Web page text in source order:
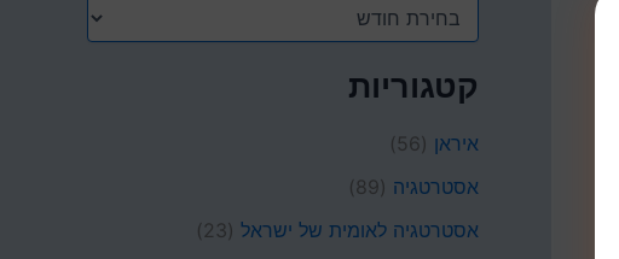
קטגוריות
איראן (56)
אסטרטגיה (89)
אסטרטגיה לאומית של ישראל (23)